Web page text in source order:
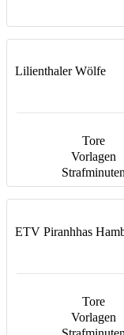
Lilienthaler Wölfe
ETV Piranhhas